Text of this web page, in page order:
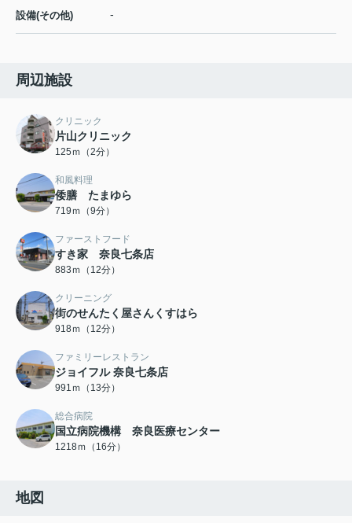
設備(その他) -
周辺施設
クリニック
片山クリニック
125ｍ（2分）
和風料理
倭膳 たまゆら
719ｍ（9分）
ファーストフード
すき家 奈良七条店
883ｍ（12分）
クリーニング
街のせんたく屋さんくすはら
918ｍ（12分）
ファミリーレストラン
ジョイフル 奈良七条店
991ｍ（13分）
総合病院
国立病院機構 奈良医療センター
1218ｍ（16分）
地図